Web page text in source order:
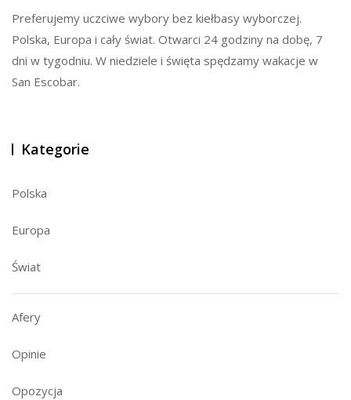
Preferujemy uczciwe wybory bez kiełbasy wyborczej.
Polska, Europa i cały świat. Otwarci 24 godziny na dobę, 7
dni w tygodniu. W niedziele i święta spędzamy wakacje w
San Escobar.
Kategorie
Polska
Europa
Świat
Afery
Opinie
Opozycja